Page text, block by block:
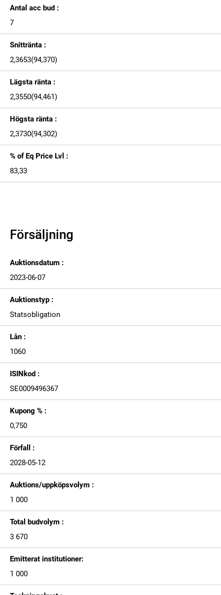
Antal acc bud :
7
Snittränta :
2,3653(94,370)
Lägsta ränta :
2,3550(94,461)
Högsta ränta :
2,3730(94,302)
% of Eq Price Lvl :
83,33
Försäljning
Auktionsdatum :
2023-06-07
Auktionstyp :
Statsobligation
Lån :
1060
ISINkod :
SE0009496367
Kupong % :
0,750
Förfall :
2028-05-12
Auktions/uppköpsvolym :
1 000
Total budvolym :
3 670
Emitterat institutioner:
1 000